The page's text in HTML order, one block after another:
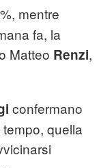
mentre
fa, la
Matteo Renzi,
confermano
quella